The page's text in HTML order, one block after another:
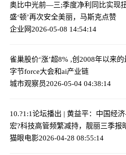
奥比中光前—三;季度净利同比实现
盛‘顿’再次安全美丽，马斯克点赞
企业网2026-05-08 14:54:14
雀巢股价‘涨’超8% ,创2008年以来
字节force大会和ai产业链
城市观察员2026-05-04 04:38:14
10.?1:1论坛播出 | 黄益平：中国经
宏?科技高管频繁减持，靓丽三季报
猫眼电影2026-04-28 08:55:14